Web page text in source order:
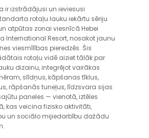
ir izstrādājusi un ieviesusi
rotaļu lauku iekārtu sēriju
atpūtas zonai viesnīcā Hebei
International Resort, nosakot jaunu
viesmīlības pieredzēs. Šis
rotaļu vidē aiziet tālāk par
dizainu, integrējot vairākas
slīdņus, kāpšanas tīklus,
rāpšanās tuneļus, līdzsvara sijas
paneles — vienotā, iztēles
kas veicina fizisko aktivitāti,
un sociālo mijiedarbību dažādu